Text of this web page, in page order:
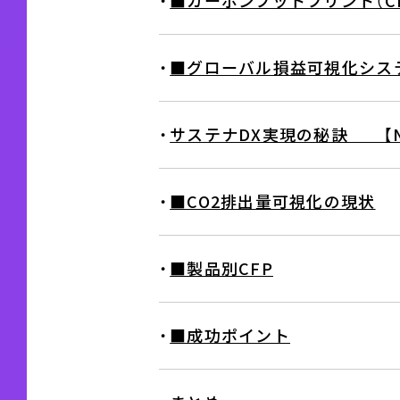
・ ■グローバル損益可視化シス
・ サステナDX実現の秘訣 【
・ ■CO2排出量可視化の現状
・ ■製品別CFP
・ ■成功ポイント